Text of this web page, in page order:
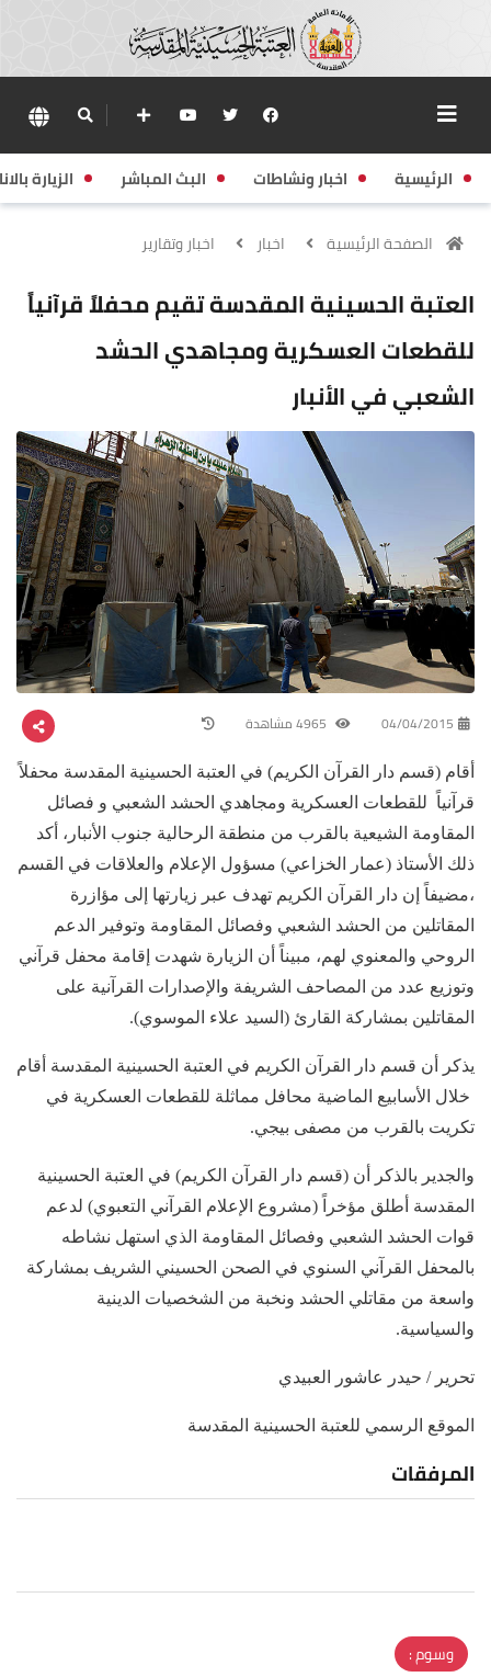
الرئيسية اخبار ونشاطات البث المباشر الزيارة
الصفحة الرئيسية اخبار اخبار وتقارير
العتبة الحسينية المقدسة تقيم محفلاً قرآنياً
للقطعات العسكرية ومجاهدي الحشد
الشعبي في الأنبار
04/04/2015
أقام (قسم دار القرآن الكريم) في العتبة الحسينية المقدسة محفلاً
قرآنياً للقطعات العسكرية ومجاهدي الحشد الشعبي و فصائل
المقاومة الشيعية بالقرب من منطقة الرحالية جنوب الأنبار، أكد
ذلك الأستاذ (عمار الخزاعي) مسؤول الإعلام والعلاقات في القسم
،مضيفاً إن دار القرآن الكريم تهدف عبر زيارتها إلى مؤازرة
المقاتلين من الحشد الشعبي وفصائل المقاومة وتوفير الدعم
الروحي والمعنوي لهم، مبيناً أن الزيارة شهدت إقامة محفل قرآني
وتوزيع عدد من المصاحف الشريفة والإصدارات القرآنية على
المقاتلين بمشاركة القارئ (السيد علاء الموسوي).
يذكر أن قسم دار القرآن الكريم في العتبة الحسينية المقدسة أقام
خلال الأسابيع الماضية محافل مماثلة للقطعات العسكرية في
تكريت بالقرب من مصفى بيجي.
والجدير بالذكر أن (قسم دار القرآن الكريم) في العتبة الحسينية
المقدسة أطلق مؤخراً (مشروع الإعلام القرآني التعبوي) لدعم
قوات الحشد الشعبي وفصائل المقاومة الذي استهل نشاطه
بالمحفل القرآني السنوي في الصحن الحسيني الشريف بمشاركة
واسعة من مقاتلي الحشد ونخبة من الشخصيات الدينية
والسياسية.
تحرير / حيدر عاشور العبيدي
الموقع الرسمي للعتبة الحسينية المقدسة
المرفقات
وسوم :